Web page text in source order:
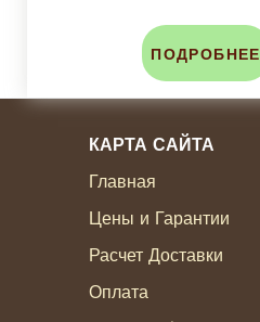
ПОДРОБНЕЕ
КАРТА САЙТА
Главная
Цены и Гарантии
Расчет Доставки
Оплата